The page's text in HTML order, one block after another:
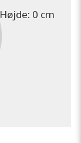
Højde: 0 cm